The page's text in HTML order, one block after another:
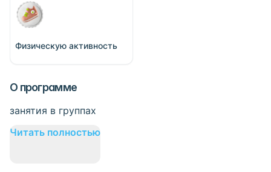
Физическую активность
О программе
занятия в группах
Читать полностью